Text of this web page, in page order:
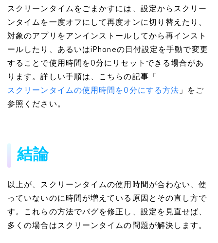
スクリーンタイムをごまかすには、設定からスクリー
ンタイムを一度オフにして再度オンに切り替えたり、
対象のアプリをアンインストールしてから再インスト
ールしたり、あるいはiPhoneの日付設定を手動で変更
することで使用時間を0分にリセットできる場合があ
ります。詳しい手順は、こちらの記事「
スクリーンタイムの使用時間を0分にする方法 」をご
参照ください。
結論
以上が、スクリーンタイムの使用時間が合わない、使
っていないのに時間が増えている原因とその直し方で
す。これらの方法でバグを修正し、設定を見直せば、
多くの場合はスクリーンタイムの問題が解決します。